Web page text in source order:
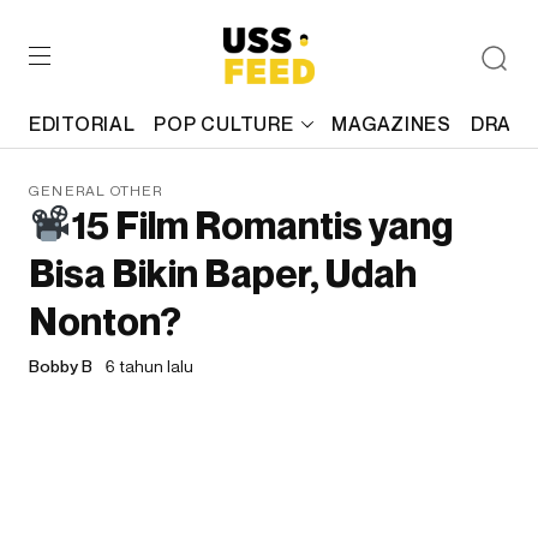
EDITORIAL POP CULTURE MAGAZINES
GENERAL OTHER
15 Film Romantis yang
Bisa Bikin Baper, Udah
Nonton?
Bobby B 6 tahun lalu